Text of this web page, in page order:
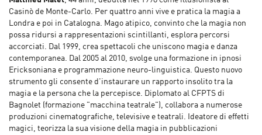
Casinò de Monte-Carlo. Per quattro anni vive e pratica la magia a
Londra e poi in Catalogna. Mago atipico, convinto che la magia non
possa ridursi a rappresentazioni scintillanti, esplora percorsi
accorciati. Dal 1999, crea spettacoli che uniscono magia e danza
contemporanea. Dal 2005 al 2010, svolge una formazione in ipnosi
Ericksoniana e programmazione neuro-linguistica. Questo nuovo
strumento gli consente d'instaurare un rapporto insolito tra la
magia e la persona che la percepisce. Diplomato al CFPTS di
Bagnolet (formazione "macchina teatrale"), collabora a numerose
produzioni cinematografiche, televisive e teatrali. Ideatore di effetti
magici, teorizza la sua visione della magia in pubblicazioni